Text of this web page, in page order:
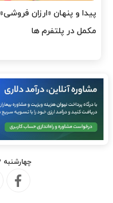
هشدار کانون هموفیلی ایران:
۴ هزار بیمار ۸ ماه است
چهارشنبه ۳ مرداد ۱۴۰۳ - ۱۰:۲۴